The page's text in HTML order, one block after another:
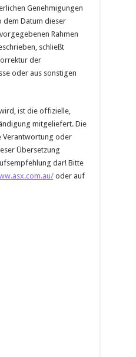
Genehmigungen
dem Datum dieser
Rahmen
schließt
der
oder aus sonstigen
ist die offizielle,
mitgeliefert. Die
Verantwortung oder
Übersetzung
dar! Bitte
oder auf